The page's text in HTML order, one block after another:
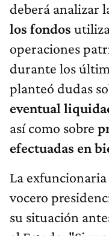
deberá analizar
los fondos
operaciones
durante los
planteó dudas
eventual
así como sobre
efectuadas en
La
vocero
su situación